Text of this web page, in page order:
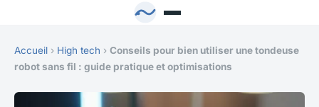
Accueil › High tech › Conseils pour bien utiliser une tondeuse
robot sans fil : guide pratique et optimisations